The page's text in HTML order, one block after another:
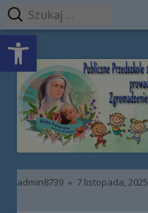
Open toolbar
Przeskocz
treści
Publiczne
Zgromadzenie
Menu
główne
Autor
admin8739 Opublikowano
7 listopada, 2025